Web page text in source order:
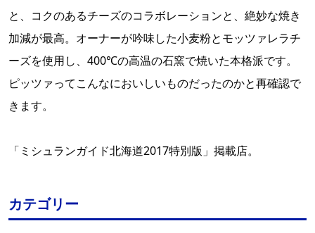
と、コクのあるチーズのコラボレーションと、絶妙な焼き
加減が最高。オーナーが吟味した小麦粉とモッツァレラチ
ーズを使用し、400℃の高温の石窯で焼いた本格派です。
ピッツァってこんなにおいしいものだったのかと再確認で
きます。
「ミシュランガイド北海道2017特別版」掲載店。
カテゴリー